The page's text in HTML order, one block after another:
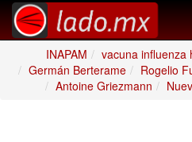
INAPAM
vacuna influenza
Germán Berterame
Rogelio
Antoine Griezmann